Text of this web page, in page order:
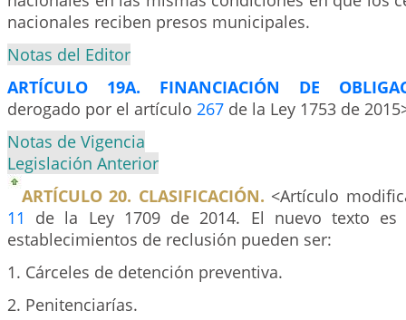
nacionales reciben presos municipales.
Notas del Editor
ARTÍCULO 19A. FINANCIACIÓN DE
derogado por el artículo 267 de la Ley 1753 de
Notas de Vigencia
Legislación Anterior
ARTÍCULO 20. CLASIFICACIÓN. <Artículo
11
de la Ley 1709 de 2014. El nuevo texto es
establecimientos de reclusión pueden ser:
1. Cárceles de detención preventiva.
2. Penitenciarías.